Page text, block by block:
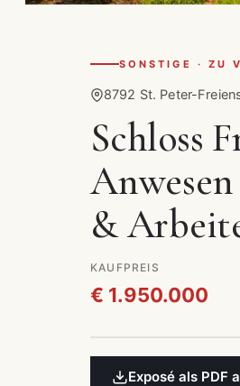
SONSTIGE · ZU
8792 St. Peter-
Schloss
&
KAUFPREIS
€ 1.950.000
Exposé als PDF